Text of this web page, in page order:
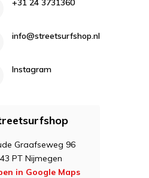
+31 24 3731360
info@streetsurfshop.nl
Instagram
Graafseweg 96
PT Nijmegen
in Google Maps